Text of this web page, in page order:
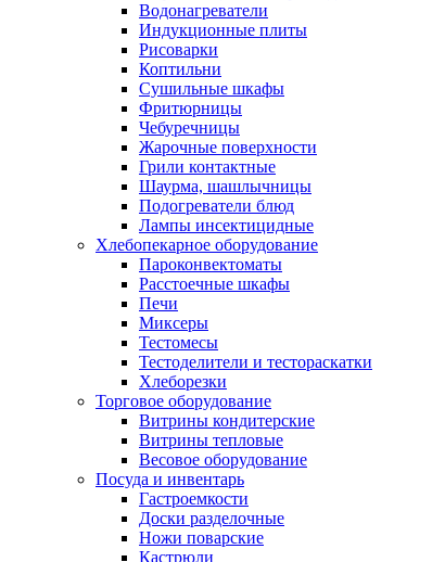
Водонагреватели
Индукционные плиты
Рисоварки
Коптильни
Сушильные шкафы
Фритюрницы
Чебуречницы
Жарочные поверхности
Грили контактные
Шаурма, шашлычницы
Подогреватели блюд
Лампы инсектицидные
Хлебопекарное оборудование
Пароконвектоматы
Расстоечные шкафы
Печи
Миксеры
Тестомесы
Тестоделители и тестораскатки
Хлеборезки
Торговое оборудование
Витрины кондитерские
Витрины тепловые
Весовое оборудование
Посуда и инвентарь
Гастроемкости
Доски разделочные
Ножи поварские
Кастрюли